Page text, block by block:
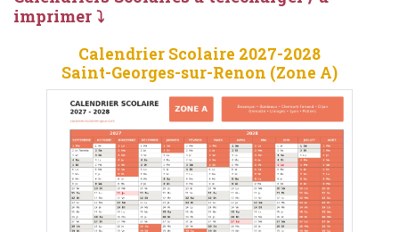
imprimer ⤵
Calendrier Scolaire 2027-2028
Saint-Georges-sur-Renon (Zone A)